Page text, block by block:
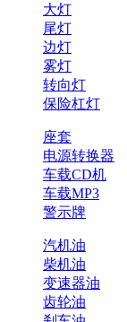
大灯
尾灯
边灯
雾灯
转向灯
保险杠灯
座套
电源转换器
车载CD机
车载MP3
警示牌
汽机油
柴机油
变速器油
齿轮油